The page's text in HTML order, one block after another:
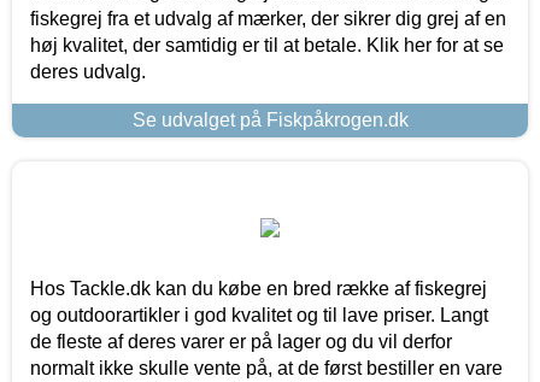
fiskegrej fra et udvalg af mærker, der sikrer dig grej af en
høj kvalitet, der samtidig er til at betale. Klik her for at se
deres udvalg.
Se udvalget på Fiskpåkrogen.dk
Hos Tackle.dk kan du købe en bred række af fiskegrej
og outdoorartikler i god kvalitet og til lave priser. Langt
de fleste af deres varer er på lager og du vil derfor
normalt ikke skulle vente på, at de først bestiller en vare